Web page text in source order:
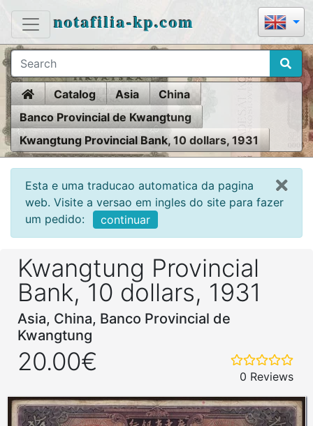
notafilia-kp.com
HomeCatalog Asia
China
Banco Provincial de Kwangtung
Kwangtung Provincial Bank, 10 dollars, 1931
Esta e uma traducao automatica da pagina
web. Visite a versao em ingles do site para fazer
um pedido:
continuar
Kwangtung Provincial
Bank, 10 dollars, 1931
Asia, China, Banco Provincial de
Kwangtung
20.00€
0 Reviews